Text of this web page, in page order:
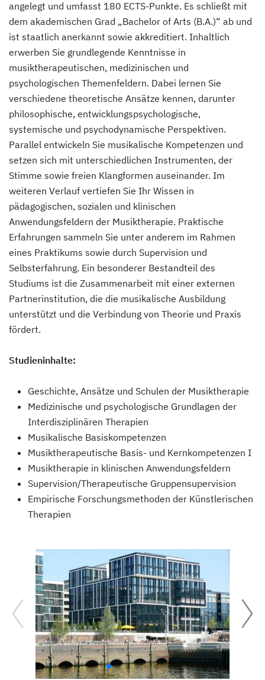
angelegt und umfasst 180 ECTS-Punkte. Es schließt mit
dem akademischen Grad „Bachelor of Arts (B.A.)“ ab und
ist staatlich anerkannt sowie akkreditiert. Inhaltlich
erwerben Sie grundlegende Kenntnisse in
musiktherapeutischen, medizinischen und
psychologischen Themenfeldern. Dabei lernen Sie
verschiedene theoretische Ansätze kennen, darunter
philosophische, entwicklungspsychologische,
systemische und psychodynamische Perspektiven.
Parallel entwickeln Sie musikalische Kompetenzen und
setzen sich mit unterschiedlichen Instrumenten, der
Stimme sowie freien Klangformen auseinander. Im
weiteren Verlauf vertiefen Sie Ihr Wissen in
pädagogischen, sozialen und klinischen
Anwendungsfeldern der Musiktherapie. Praktische
Erfahrungen sammeln Sie unter anderem im Rahmen
eines Praktikums sowie durch Supervision und
Selbsterfahrung. Ein besonderer Bestandteil des
Studiums ist die Zusammenarbeit mit einer externen
Partnerinstitution, die die musikalische Ausbildung
unterstützt und die Verbindung von Theorie und Praxis
fördert.
Studieninhalte:
Geschichte, Ansätze und Schulen der Musiktherapie
Medizinische und psychologische Grundlagen der
Interdisziplinären Therapien
Musikalische Basiskompetenzen
Musiktherapeutische Basis- und Kernkompetenzen I
Musiktherapie in klinischen Anwendungsfeldern
Supervision/Therapeutische Gruppensupervision
Empirische Forschungsmethoden der Künstlerischen
Therapien